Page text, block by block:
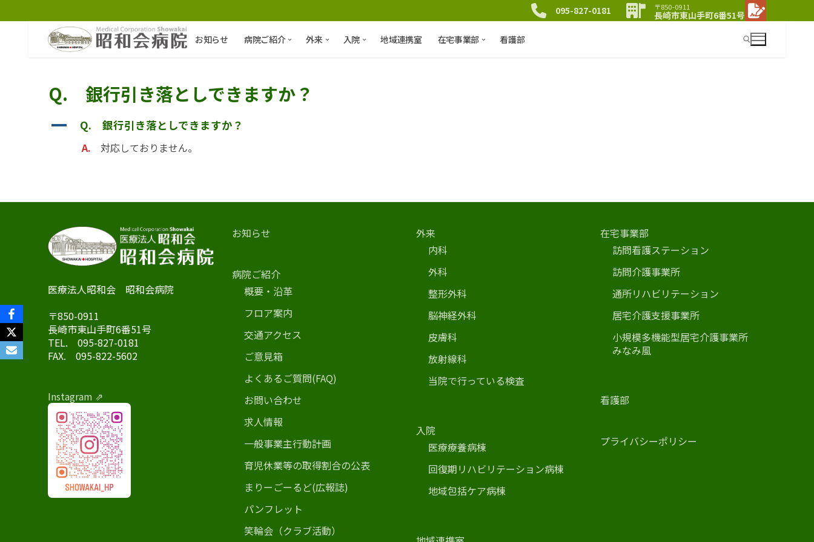
ン
095-827-0181 〒850-0911
長崎市東山手町6番51号
お知らせ 病院ご紹介 外来 入院 地域連携室 在宅事業部 看護部
お知らせ
病院ご紹介
病院ご紹介top
概要・沿革
フロア案内
交通アクセス
よくあるご質問(FAQ)
お問い合わせ
一般事業主行動計画
育児休業等の取得割合の公表
まりーごーるど(広報誌)
パンフレット
外来
外来top
当院で行っている検査
医療療養病棟
在宅事業部top
通所リハビリテーション
居宅介護支援事業所
小規模多機能型居宅介護事業所 みなみ風
Q. 銀行引き落としできますか？
A Q. 銀行引き落としできますか？
A. 対応しておりません。
医療法人昭和会 昭和会病院
〒850-0911
長崎市東山手町6番51号
TEL. 095-827-0181
FAX. 095-822-5602
Instagram ⇗
お知らせ
病院ご紹介
概要・沿革
フロア案内
交通アクセス
ご意見箱
よくあるご質問(FAQ)
お問い合わせ
求人情報
一般事業主行動計画
育児休業等の取得割合の公表
まりーごーるど(広報誌)
パンフレット
笑輪会（クラブ活動）
外来
内科
外科
整形外科
脳神経外科
皮膚科
放射線科
当院で行っている検査
入院
医療療養病棟
回復期リハビリテーション病棟
地域包括ケア病棟
在宅事業部
訪問看護ステーション
訪問介護事業所
通所リハビリテーション
居宅介護支援事業所
小規模多機能型居宅介護事業所
みなみ風
看護部
プライバシーポリシー